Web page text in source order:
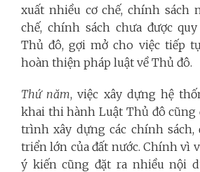
xuất nhiều cơ chế, chính sách
chế, chính sách chưa được
Thủ đô, gợi mở cho việc tiếp
hoàn thiện pháp luật về Thủ đô.
Thứ năm, việc xây dựng hệ
khai thi hành Luật Thủ đô cũng
trình xây dựng các chính
triển lớn của đất nước. Chính vì
ý kiến cũng đặt ra nhiều nội